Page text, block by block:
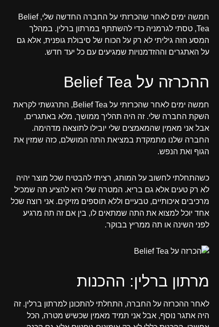
חמשה ימים לאחר שהכרזתי על החברה החדשה שלי, Belief
Tea, טסתי לגרמניה כדי להשתתף במרתון ברלין. במהלך
המסע הזה גיליתי לא רק על הכוח של סיבולת גופנית, אלא גם
על האתגרים וההזדמנויות שמגיעים עם כל יעד חדש.
ההכרזה על Belief Tea
חמשה ימים לאחר שהכרזתי על Belief Tea, התרגשתי לקראת
השקת החברה שלי. זה היה תהליך ממושך, מלא באתגרים,
אבל אני מאמין שהמאמצים שלי יובילו לתוצאה מדהימה.
החברה שלנו מתמקדת במציאת התה המושלם, כזה שמזין את
הגוף ואת הנפש.
כשהתחלתי לחשוב על המותג, רציתי להבטיח שכל מוצר יהיה
לא רק טעים אלא גם בריא. המטרה שלי היא להציע תה שמכיל
מרכיבים איכותיים, טבעיים וללא תוספים מזיקים. אני רוצה שכל
אחד יוכל למצוא את התה שמתאים לו, בין אם זה תה מרגיע
לפני השינה או תה ממריץ בבוקר.
מרתון ברלין: ההכנות
לאחר ההכרזה על החברה, התחלתי להתכונן למרתון ברלין. זה
היה אתגר נוסף, אבל אני תמיד מאמין שכשיש מטרה, הכל